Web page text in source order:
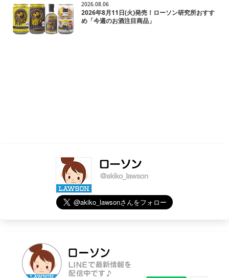
2026.08.06
2026年8月11日(火)発売！ローソン研究所おすす
め「今週のお酒注目商品」